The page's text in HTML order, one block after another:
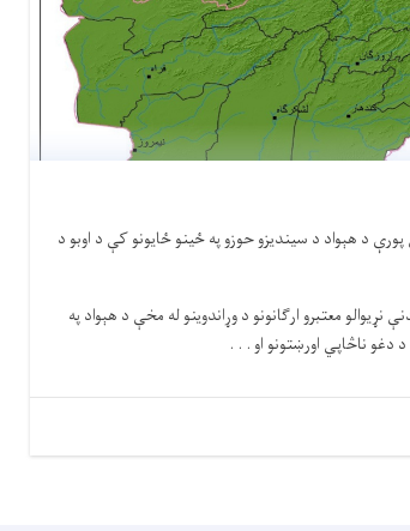
د هېواد د سیندیزو حوزو په ځينو ځایونو کې د اوبو د
معتبرو ارګانونو د وړاندوینو له مخې د هېواد په
دغو ناڅاپي اورښتونو او . . .